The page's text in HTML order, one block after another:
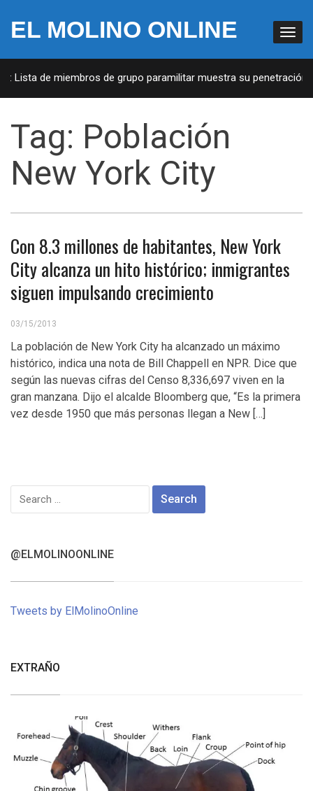
EL MOLINO ONLINE
Lista de miembros de grupo paramilitar muestra su penetración
Tag: Población
New York City
Con 8.3 millones de habitantes, New York
City alcanza un hito histórico; inmigrantes
siguen impulsando crecimiento
03/15/2013
La población de New York City ha alcanzado un máximo
histórico, indica una nota de Bill Chappell en NPR. Dice que
según las nuevas cifras del Censo 8,336,697 viven en la
gran manzana. Dijo el alcalde Bloomberg que, “Es la primera
vez desde 1950 que más personas llegan a New […]
Search
for:
@ELMOLINOONLINE
Tweets by ElMolinoOnline
EXTRAÑO